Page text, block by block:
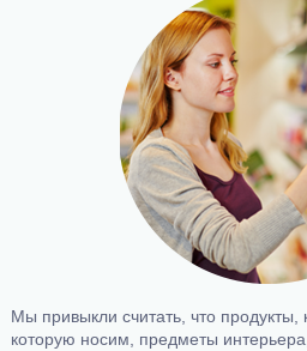
Мы привыкли считать, что
которую носим, предметы